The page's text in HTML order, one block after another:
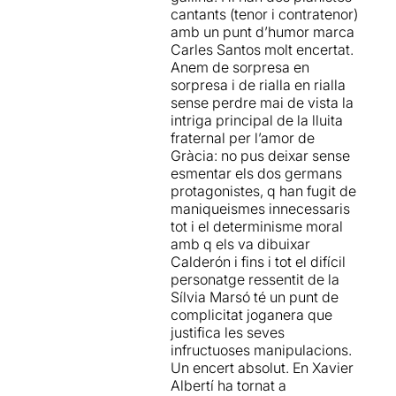
les tragèdies gregues, l'auto
sacramental és
teatre polític per a la
multitud urbana.
Elspersonatges al·legòrics
que protagonitzen EL GRAN
MERCADO DEL MUNDO
continuen poblant les
nostres realitats, en un món,
que cada cop, és un mercat
més gran.
Abans de continuar amb la
nostra ressenya,hem de
reconèixer que se'ns ha fet
una mica complicat
entendre que o qui
representava cada un dels
personatges, afegint a més
la complexitat del text en
vers i en llenguatge del
comprarán? Quien mejor uso
dé al dinero, será heredero y
se casará con la Gracia (que
no tiene nada que decir,
ejem…).
Obra coral-un poco menos
que en el texto original, con
demasiado peso a la lujuria
del impecable Roberto G.
Alonso (A mí no me escribio
Tennessee Williams) – que
nos permite reencontrarnos
con Silvia Marsó (24 hores
en la vida d’una dona
Culpa muy expresiva y con,
en general, cuidada dicción.
Lo menos mejor: las partes
musicales, que diría que
pretenden romper la
seriedad y profundidad del
texto, aligerando con toques
de revista que acaban
cantants (tenor i contratenor)
amb un punt d’humor marca
Carles Santos molt encertat.
Anem de sorpresa en
sorpresa i de rialla en rialla
sense perdre mai de vista la
intriga principal de la lluita
fraternal per l’amor de
Gràcia: no pus deixar sense
esmentar els dos germans
protagonistes, q han fugit de
maniqueismes innecessaris
tot i el determinisme moral
amb q els va dibuixar
Calderón i fins i tot el difícil
personatge ressentit de la
Sílvia Marsó té un punt de
complicitat joganera que
justifica les seves
infructuoses manipulacions.
Un encert absolut. En Xavier
Albertí ha tornat a